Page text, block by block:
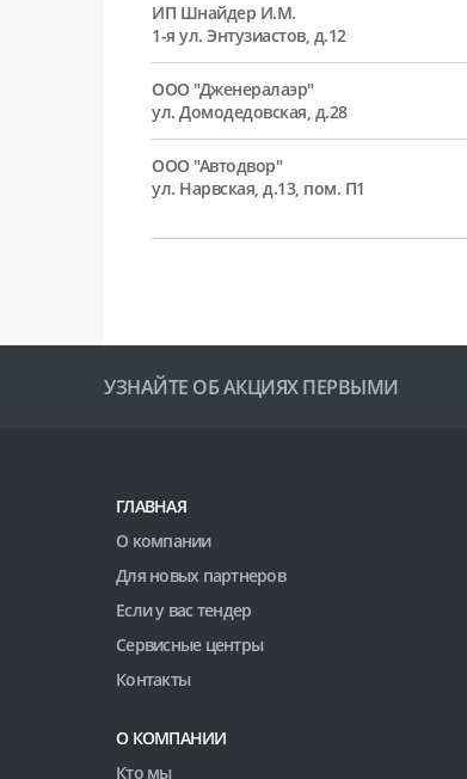
ИП Шнайдер И.М.
1-я ул. Энтузиастов, д.12
ООО "Дженералаэр"
ул. Домодедовская, д.28
ООО "Автодвор"
ул. Нарвская, д.13, пом. П1
УЗНАЙТЕ ОБ АКЦИЯХ ПЕРВЫМИ
ГЛАВНАЯ
О компании
Для новых партнеров
Если у вас тендер
Сервисные центры
Контакты
О КОМПАНИИ
Кто мы